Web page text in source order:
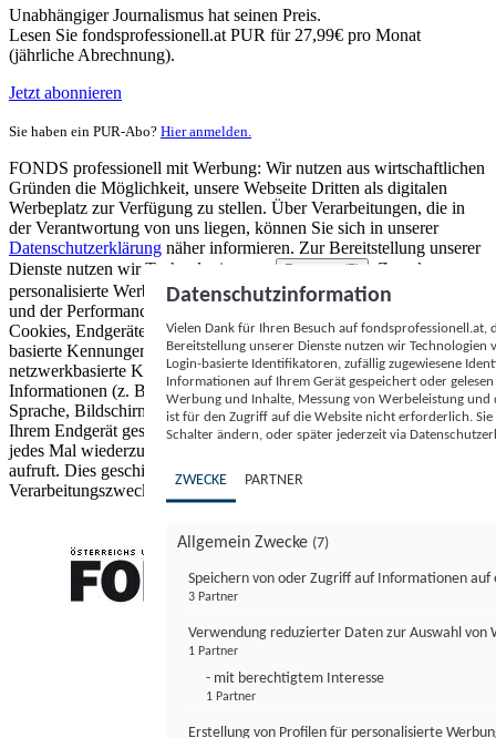
Unabhängiger Journalismus hat seinen Preis.
Lesen Sie fondsprofessionell.at PUR für 27,99€ pro Monat
(jährliche Abrechnung).
Jetzt abonnieren
Sie haben ein PUR-Abo? Hier anmelden.
FONDS professionell mit Werbung: Wir nutzen aus wirtschaftlichen
Gründen die Möglichkeit, unsere Webseite Dritten als digitalen
Werbeplatz zur Verfügung zu stellen. Über Verarbeitungen, die in
der Verantwortung von uns liegen, können Sie sich in unserer
Datenschutzerklärung näher informieren. Zur Bereitstellung unserer
Dienste nutzen wir Technologien von
Partnern (5)
. Zwecke:
personalisierte Werbung und Inhalte, Messung von Werbeleistung
und der Performance von Inhalten sowie Zielgruppenforschung.
Cookies, Endgeräte- oder ähnliche Online-Kennungen (z. B. login-
basierte Kennungen, zufällig generierte Kennungen,
netzwerkbasierte Kennungen) können zusammen mit anderen
Informationen (z. B. Browsertyp und Browserinformationen,
Sprache, Bildschirmgröße, unterstützte Technologien usw.) auf
Ihrem Endgerät gespeichert oder von dort ausgelesen werden, um es
jedes Mal wiederzuerkennen, wenn es eine App oder einer Webseite
aufruft. Dies geschieht für einen oder mehrere der hier aufgeführten
Verarbeitungszwecke.
Datenschutzinformation
Vielen Dank für Ihren Besuch auf
Bereitstellung unserer Dienste nutzen wir Technologien
Login-basierte Identifikatoren, zufällig zugewiesene
Informationen auf Ihrem Gerät gespeichert oder
Werbung und Inhalte, Messung von Werbeleistung
ist für den Zugriff auf die Website nicht erforderlich.
Schalter ändern, oder später jederzeit via
ZWECKE PARTNER
Allgemein Zwecke (7)
Speichern von oder Zugriff auf Informationen auf
3 Partner
Verwendung reduzierter Daten zur Auswahl von
1 Partner
- mit berechtigtem Interesse
1 Partner
Erstellung von Profilen für personalisierte
FONDS professionell